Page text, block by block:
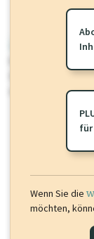
wirtschaft.at
Sie momentan
oder loggen Sie
für
Wenn Sie die
möchten,